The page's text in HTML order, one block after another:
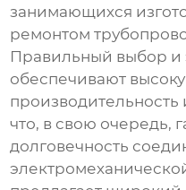
занимающихся
ремонтом
Правильный выбор и
обеспечивают
производительность
что, в свою очередь,
долговечность